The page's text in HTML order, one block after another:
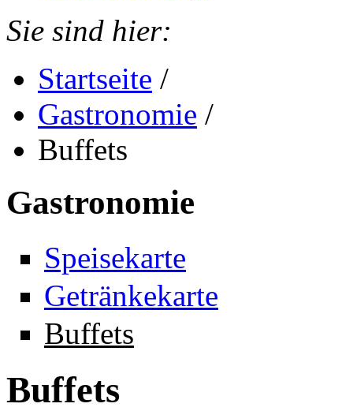
Sie sind hier:
Startseite /
Gastronomie /
Buffets
Gastronomie
Speisekarte
Getränkekarte
Buffets
Buffets